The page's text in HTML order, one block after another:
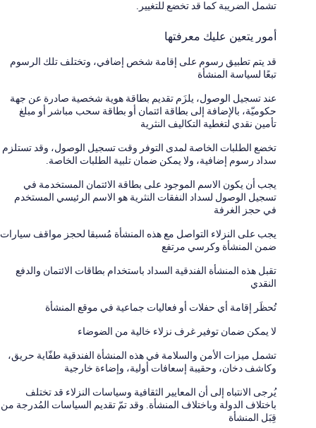
تشمل الضريبة كما قد تخضع للتغيير.
أمور يتعين عليك معرفتها
قد يتم تطبيق رسوم على إقامة شخص إضافي، وتختلف تلك الرسوم
تبعًا لسياسة المنشأة
عند تسجيل الوصول، يلزَم تقديم بطاقة هوية شخصية صادرة عن جهة
حكوميّة، بالإضافة إلى بطاقة ائتمان أو بطاقة سحب مباشر أو مبلغ
تأمين نقدي لتغطية التكاليف النثرية
تخضع الطلبات الخاصة لمدى التوفر وقت تسجيل الوصول، وقد تستلزم
سداد رسوم إضافية، ولا يمكن ضمان تلبية الطلبات الخاصة.
يجب أن يكون الاسم الموجود على بطاقة الائتمان المستخدمة في
تسجيل الوصول لسداد النفقات النثرية هو الاسم الرئيسي المستخدم
في حجز الغرفة
يجب على النزلاء التواصل مع هذه المنشأة مُسبقا لحجز مواقف سيارات
ضمن المنشأة وكرسي مرتفع
تقبل هذه المنشأة الفندقية السداد باستخدام بطاقات الائتمان والدفع
النقدي
تُحظَر إقامة أي حفلات أو فعاليات جماعية في موقع المنشأة
لا يمكن ضمان توفير غرف نزلاء خالية من الضوضاء
تشمل ميزات الأمن والسلامة في هذه المنشأة الفندقية طفّاية حريق،
وكاشف دخان، وحقيبة إسعافات أولية، وإضاءة خارجية
يُرجى الانتباه إلى أن المعايير الثقافية وسياسات النزلاء قد تختلف
باختلاف الدولة وباختلاف المنشأة. وقد تمّ تقديم السياسات المُدرجة من
قِبَل المنشأة